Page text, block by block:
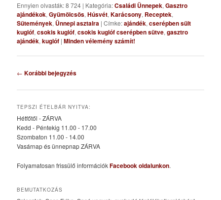
Ennyien olvasták: 8 724 | Kategória:Családi Ünnepek,Gasztro
ajándékok,Gyümölcsös,Húsvét,Karácsony, Receptek,
Sütemények, Ünnepi asztalra |Címke:ajándék,cserépben sült
kuglóf,csokis kuglóf,csokis kuglóf cserépben sütve,gasztro
ajándék,kuglóf |Minden vélemény számít!
Bejegyzés
← Korábbi bejegyzés
TEPSZI ÉTELBÁR NYITVA:
Hétfőtől - ZÁRVA
Kedd - Péntekig 11.00 - 17.00
Szombaton 11.00 - 14.00
Vasárnap és ünnepnap ZÁRVA
Folyamatosan frissülő információkFacebook oldalunkon.
BEMUTATKOZÁS